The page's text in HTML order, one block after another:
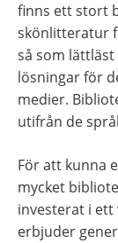
finns ett stort
skönlitteratur
så som
lösningar för
medier.
utifrån de
För att kunna
mycket
investerat i ett
erbjuder